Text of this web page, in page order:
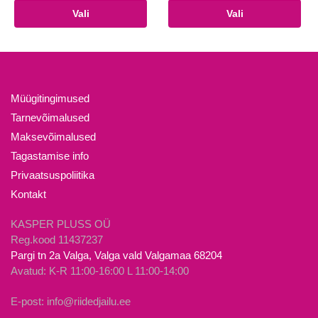
11.90€.6.00€.
Vali
on
saab
teha
Vali
tootel
Müügitingimused
Tarnevõimalused
Maksevõimalused
Tagastamise info
Privaatsuspoliitika
Kontakt
KASPER PLUSS OÜ
Reg.kood 11437237
Pargi tn 2a Valga, Valga vald Valgamaa 68204
Avatud: K-R 11:00-16:00 L 11:00-14:00
E-post: info@riidedjailu.ee